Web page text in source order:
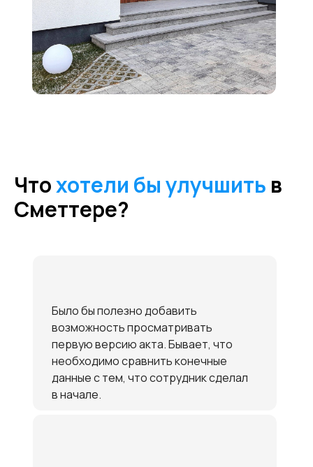
Чтохотели бы улучшить в
Сметтере?
Было бы полезно добавить
возможность просматривать
первую версию акта. Бывает, что
необходимо сравнить конечные
данные с тем, что сотрудник сделал
в начале.